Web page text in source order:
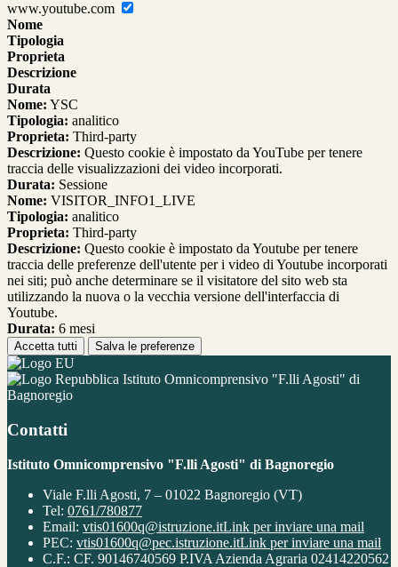
www.youtube.com
Nome
Tipologia
Proprieta
Descrizione
Durata
Nome: YSC
Tipologia: analitico
Proprieta: Third-party
Descrizione: Questo cookie è impostato da YouTube per tenere
traccia delle visualizzazioni dei video incorporati.
Durata: Sessione
Nome: VISITOR_INFO1_LIVE
Tipologia: analitico
Proprieta: Third-party
Descrizione: Questo cookie è impostato da Youtube per tenere
traccia delle preferenze dell'utente per i video di Youtube incorporati
nei siti; può anche determinare se il visitatore del sito web sta
utilizzando la nuova o la vecchia versione dell'interfaccia di
Youtube.
Durata: 6 mesi
Accetta tutti Salva le preferenze
Istituto Omnicomprensivo "F.lli Agosti" di
Bagnoregio
Contatti
Istituto Omnicomprensivo "F.lli Agosti" di Bagnoregio
Viale F.lli Agosti, 7 – 01022 Bagnoregio (VT)
Tel: 0761/780877
Email: vtis01600q@istruzione.itLink per inviare una mail
PEC: vtis01600q@pec.istruzione.itLink per inviare una mail
C.F.: CF. 90146740569 P.IVA Azienda Agraria 02414220562